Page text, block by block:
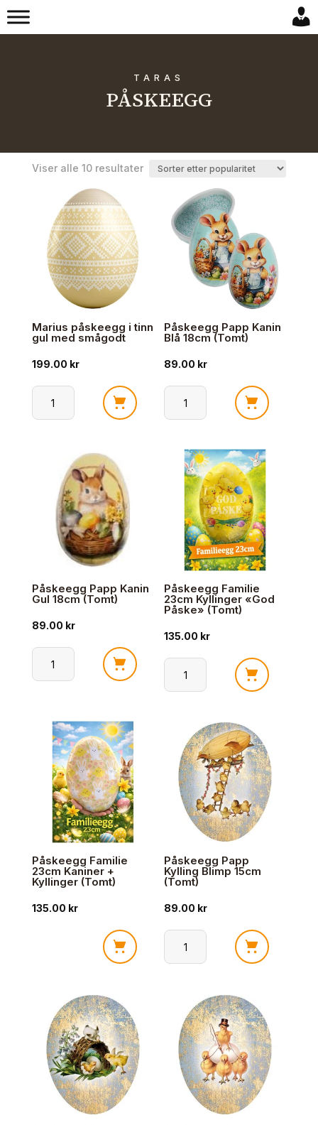
TARAS
PÅSKEEGG
Viser alle 10 resultaterSortert
propularitet
Marius påskeegg i tinn
gul med smågodt
199.00 kr
Marius
smågodt
antall
Påskeegg Papp Kanin
Blå 18cm (Tomt)
89.00 kr
Påskeegg
Kanin
18cm
(Tomt)
antall
Påskeegg Papp Kanin
Gul 18cm (Tomt)
89.00 kr
Påskeegg
18cm
(Tomt)
antall
Påskeegg Familie
23cm Kyllinger «God
Påske» (Tomt)
135.00 kr
Påskeegg
Kyllinger
"God
Påske"
(Tomt)
antall
Påskeegg Familie
23cm Kaniner +
Kyllinger (Tomt)
135.00 kr
Kaniner
Kyllinger
(Tomt)
antall
Påskeegg Papp
Kylling Blimp 15cm
(Tomt)
89.00 kr
Påskeegg
Blimp
15cm
(Tomt)
antall